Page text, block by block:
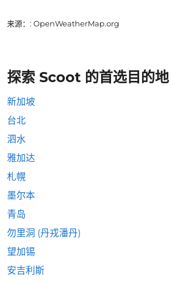
来源： : OpenWeatherMap.org
探索 Scoot 的首选目的地
新加坡
台北
泗水
雅加达
札幌
墨尔本
青岛
勿里洞 (丹戎潘丹)
望加锡
安吉利斯